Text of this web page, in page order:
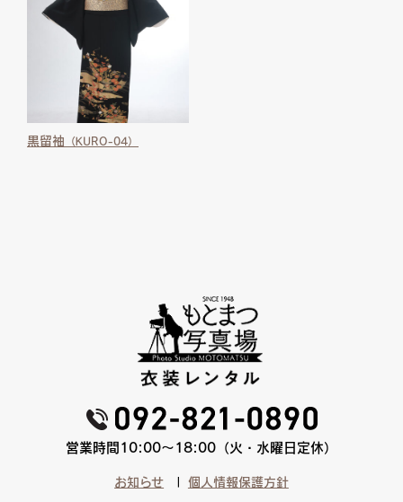
黒留袖 （KURO-04）
営業時間10:00〜18:00（火・水曜日定休）
お知らせ 個人情報保護方針